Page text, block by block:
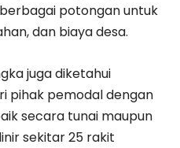
potongan untuk
dan biaya desa.
juga diketahui
pihak pemodal dengan
secara tunai maupun
sekitar 25 rakit